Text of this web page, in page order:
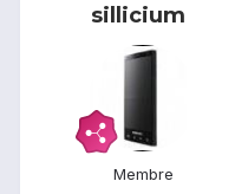
sillicium
Membre